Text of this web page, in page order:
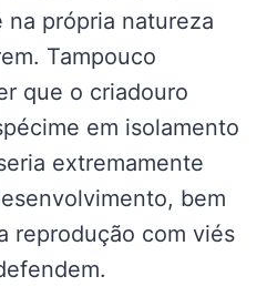
própria natureza
Tampouco
que o criadouro
em isolamento
extremamente
bem
reprodução com viés